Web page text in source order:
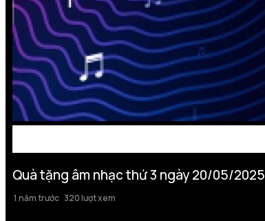
Quà tặng âm nhạc thứ 3 ngày 20/05/2025
1 năm trước 320 lượt xem